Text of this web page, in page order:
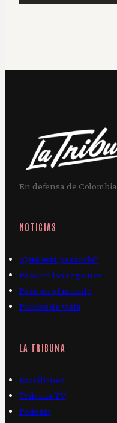
En defensa de Colombia
NOTICIAS
¿Qué está pasando?
Pasa en las regiones
Pasa en el mundo
Puntos de vista
LA TRIBUNA
Escríbenos
Tribuna TV
Podcast